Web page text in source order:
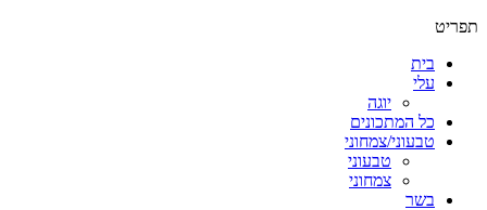
תפריט
בית
עלי
יוגה
כל המתכונים
טבעוני/צמחוני
טבעוני
צמחוני
בשר